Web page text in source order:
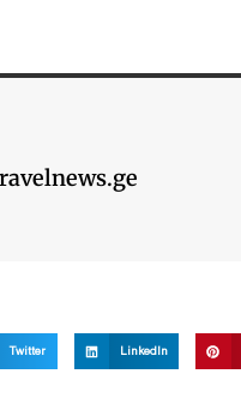
Twitter LinkedIn